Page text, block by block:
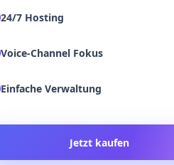
24/7 Hosting
Voice-Channel Fokus
Einfache Verwaltung
Jetzt kaufen